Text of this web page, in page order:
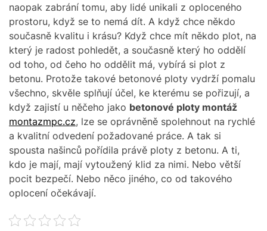
naopak zabrání tomu, aby lidé unikali z oploceného
prostoru, když se to nemá dít. A když chce někdo
současně kvalitu i krásu? Když chce mít někdo plot, na
který je radost pohledět, a současně který ho oddělí
od toho, od čeho ho oddělit má, vybírá si plot z
betonu. Protože takové betonové ploty vydrží pomalu
všechno, skvěle splňují účel, ke kterému se pořizují, a
když zajistí u něčeho jako betonové ploty montáž
montazmpc.cz, lze se oprávněně spolehnout na rychlé
a kvalitní odvedení požadované práce. A tak si
spousta našinců pořídila právě ploty z betonu. A ti,
kdo je mají, mají vytoužený klid za nimi. Nebo větší
pocit bezpečí. Nebo něco jiného, co od takového
oplocení očekávají.